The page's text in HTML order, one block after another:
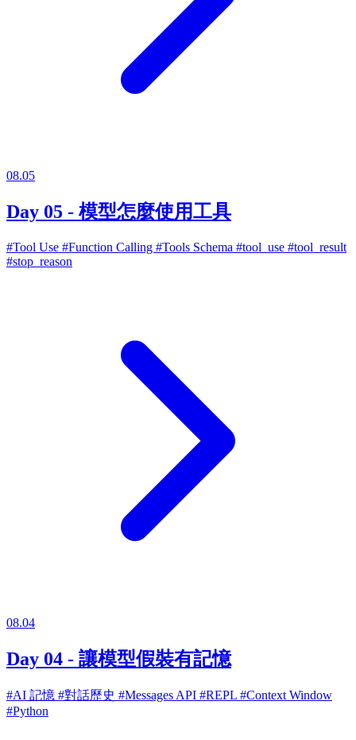
08.05
Day 05 - 模型怎麼使用工具
#Tool Use #Function Calling #Tools Schema #tool_use #tool_result
#stop_reason
08.04
Day 04 - 讓模型假裝有記憶
#AI 記憶 #對話歷史 #Messages API #REPL #Context Window
#Python